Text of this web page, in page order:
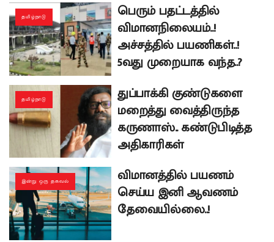
தமிழ்நாடு
பெரும் பதட்டத்தில்
விமானநிலையம்..!
அச்சத்தில் பயணிகள்..!
5வது முறையாக வந்த..?
தமிழ்நாடு
துப்பாக்கி குண்டுகளை
மறைத்து வைத்திருந்த
கருணாஸ்.. கண்டுபிடித்த
அதிகாரிகள்
இன்று ஒரு தகவல்
விமானத்தில் பயணம்
செய்ய இனி ஆவணம்
தேவையில்லை..!